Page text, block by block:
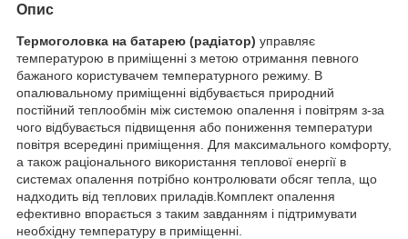
Опис
Термоголовка на батарею (радіатор) управляє
температурою в приміщенні з метою отримання певного
бажаного користувачем температурного режиму. В
опалювальному приміщенні відбувається природний
постійний теплообмін між системою опалення і повітрям з-за
чого відбувається підвищення або пониження температури
повітря всередині приміщення. Для максимального комфорту,
а також раціонального використання теплової енергії в
системах опалення потрібно контролювати обсяг тепла, що
надходить від теплових приладів.Комплект опалення
ефективно впорається з таким завданням і підтримувати
необхідну температуру в приміщенні.